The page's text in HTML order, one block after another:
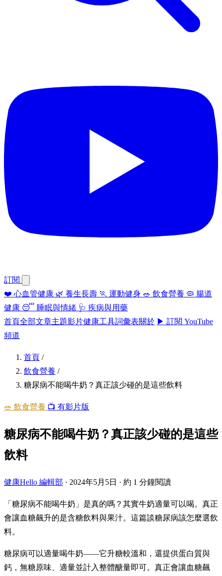
訂閱
❤️ 心血管健康 🌿 養生長壽 🏃 運動健身 🥗 飲食營養 🦠 腸道
健康 😴 睡眠與情緒 🩺 疾病與用藥
首頁全部文章主題影片健康工具詞彙表關於 ▶ 訂閱 YouTube
頻道
首頁 /
飲食營養 /
糖尿病不能喝牛奶？真正該少碰的是這些飲料
🥗 飲食營養 📺 有影片版
糖尿病不能喝牛奶？真正該少碰的是這些
飲料
健康Hello 編輯部 · 2024年5月5日 · 約 1 分鐘閱讀
「糖尿病不能喝牛奶」是真的嗎？其實牛奶適量可以喝。真正
會讓血糖飆升的是含糖飲料與果汁。這篇談糖尿病該怎麼選飲
料。
糖尿病可以適量喝牛奶——它升糖較溫和，還提供蛋白質與
鈣，無糖原味、適量並計入整體醣量即可。真正會讓血糖飆